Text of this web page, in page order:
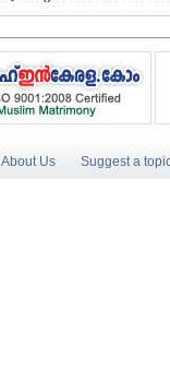
About Us Suggest a